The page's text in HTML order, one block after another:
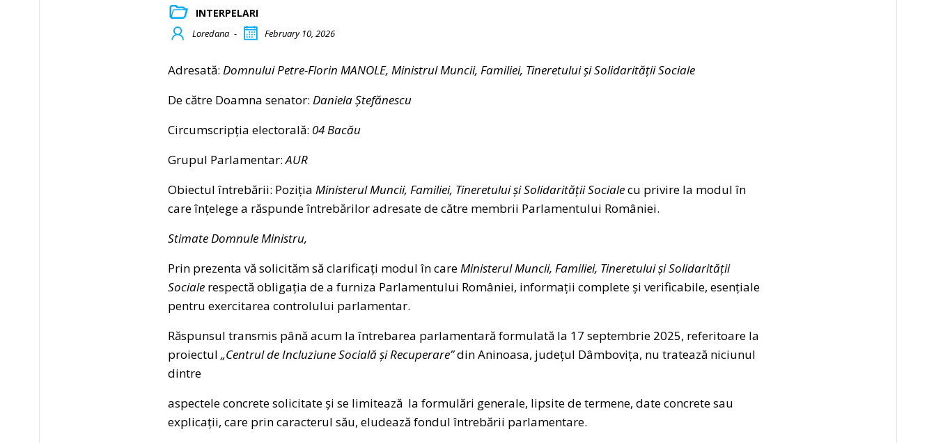
INTERPELARI
Loredana - February 10, 2026
Adresată: Domnului Petre-Florin MANOLE, Ministrul Muncii, Familiei, Tineretului și Solidarității Sociale
De către Doamna senator: Daniela Ștefănescu
Circumscripția electorală: 04 Bacău
Grupul Parlamentar:AUR
Obiectul întrebării: Poziția Ministerul Muncii, Familiei, Tineretului și Solidarității Socialecu privire la modul în
care înțelege a răspunde întrebărilor adresate de către membrii Parlamentului României.
Stimate Domnule Ministru,
Prin prezenta vă solicităm să clarificați modul în careMinisterul Muncii, Familiei, Tineretului și Solidarității
Socialerespectă obligația de a furniza Parlamentului României, informații complete și verificabile, esențiale
pentru exercitarea controlului parlamentar.
Răspunsul transmis până acum la întrebarea parlamentară formulată la 17 septembrie 2025, referitoare la
proiectul „Centrul de Incluziune Socială și Recuperare”din Aninoasa, județul Dâmbovița, nu tratează niciunul
dintre
aspectele concrete solicitate și se limitează la formulări generale, lipsite de termene, date concrete sau
explicații, care prin caracterul său, eludează fondul întrebării parlamentare.